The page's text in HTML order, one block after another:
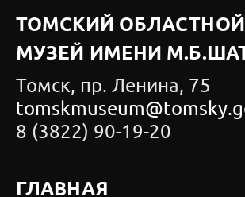
ТОМСКИЙ
МУЗЕЙ ИМЕНИ
Томск, пр. Ленина, 75
8 (3822) 90-19-20
ГЛАВНАЯ